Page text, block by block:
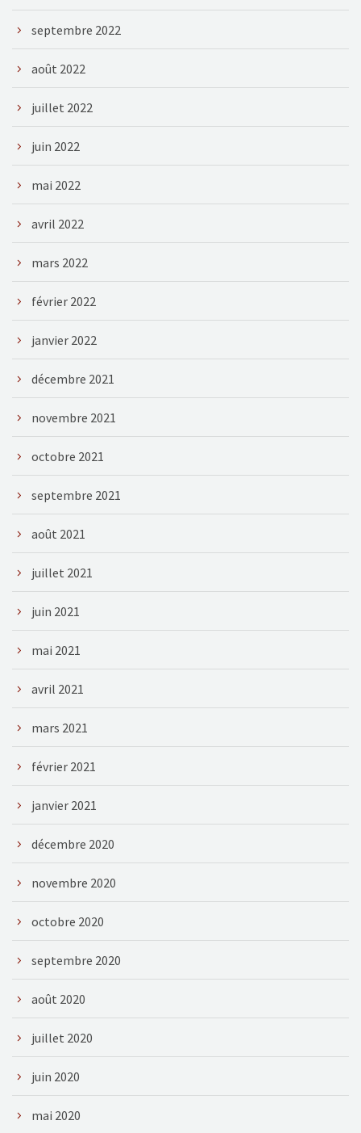
septembre 2022
août 2022
juillet 2022
juin 2022
mai 2022
avril 2022
mars 2022
février 2022
janvier 2022
décembre 2021
novembre 2021
octobre 2021
septembre 2021
août 2021
juillet 2021
juin 2021
mai 2021
avril 2021
mars 2021
février 2021
janvier 2021
décembre 2020
novembre 2020
octobre 2020
septembre 2020
août 2020
juillet 2020
juin 2020
mai 2020